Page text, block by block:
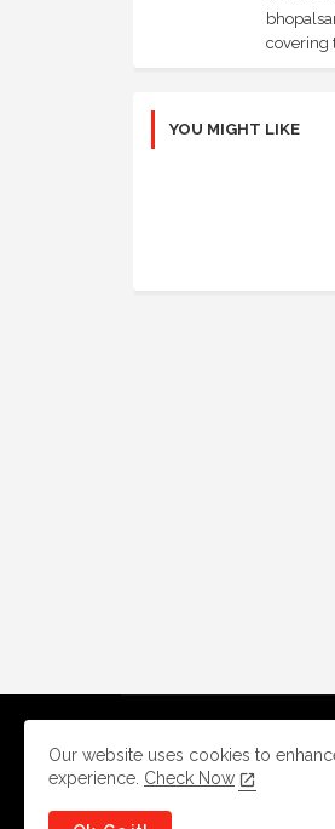
covering
YOU MIGHT LIKE
Our website uses cookies to
experience. Check Now